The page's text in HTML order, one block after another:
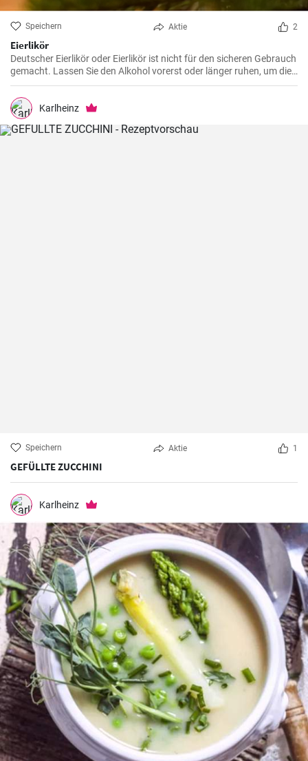
Speichern Aktie 2
Eierlikör
Deutscher Eierlikör oder Eierlikör ist nicht für den sicheren Gebrauch
gemacht. Lassen Sie den Alkohol vorerst oder länger ruhen, um die
Düfte vollständig zu fördern und den Likör weicher zu machen. Viele
machen es als Geschenk zu Weihnachten oder Ostern.
Karlheinz
Speichern Aktie 1
GEFÜLLTE ZUCCHINI
Karlheinz